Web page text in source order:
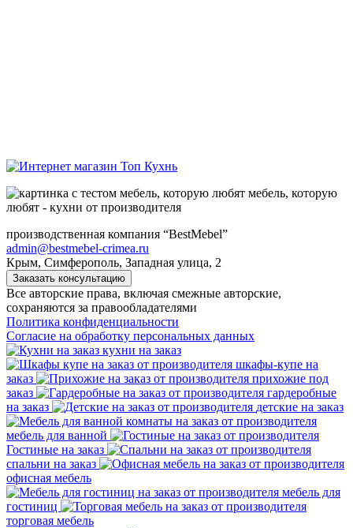
мебель, которую
любят - кухни от производителя
производственная компания “BestMebel”
admin@bestmebel-crimea.ru
Крым, Симферополь, Западная улица, 2
Заказать консультацию
Все авторские права, включая смежные авторские,
сохраняются за правообладателями
Политика конфиденциальности
Согласие на обработку персональных данных
кухни на заказ
шкафы-купе на
заказ
прихожие под
заказ
гардеробные
на заказ
детские на заказ
мебель для ванной
Гостиные на заказ
спальни на заказ
офисная мебель
мебель для
гостиниц
торговая мебель